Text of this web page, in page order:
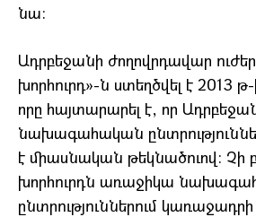
նա:
Ադրբեջանի ժողովրդավար
խորհուրդ»-ն ստեղծվել է 2013
որը հայտարարել է, որ
նախագահական
է միասնական թեկնածուով: Չի
խորհուրդն առաջիկա
ընտրություններում